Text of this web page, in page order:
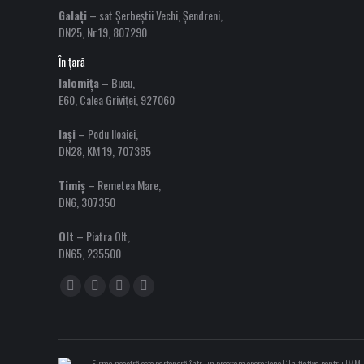
Galați– sat Șerbeștii Vechi, Șendreni,
DN25, Nr.19, 807290
În țară
Ialomița– Bucu,
E60, Calea Griviței, 927060
Iași– Podu Iloaiei,
DN28, KM 19, 707365
Timiș– Remetea Mare,
DN6, 307350
Olt – Piatra Olt,
DN65, 235500
Find us on:
Facebook
opens
in
YouTube
opens
in
Linkedin
opens
in
Instagram
opens
in